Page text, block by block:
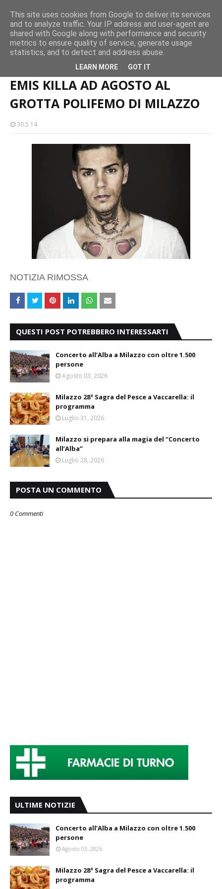
Milazzo si prepara alla magia del “Concerto all’Alba”
EVENTI
EMIS KILLA AD AGOSTO AL GROTTA POLIFEMO DI MILAZZO
EMIS KILLA AD AGOSTO AL
GROTTA POLIFEMO DI MILAZZO
30.5.14
NOTIZIA RIMOSSA
QUESTI POST POTREBBERO INTERESSARTI
Concerto all’Alba a Milazzo con oltre 1.500
persone
Agosto 03, 2026
Milazzo 28ª Sagra del Pesce a Vaccarella: il
programma
Luglio 31, 2026
Milazzo si prepara alla magia del “Concerto
all’Alba”
Luglio 28, 2026
POSTA UN COMMENTO
0 Commenti
ULTIME NOTIZIE
Concerto all’Alba a Milazzo con oltre 1.500
persone
Agosto 03, 2026
Milazzo 28ª Sagra del Pesce a Vaccarella: il
programma
This site uses cookies from Google to deliver its services
and to analyze traffic. Your IP address and user-agent are
shared with Google along with performance and security
metrics to ensure quality of service, generate usage
statistics, and to detect and address abuse.
LEARN MORE GOT IT